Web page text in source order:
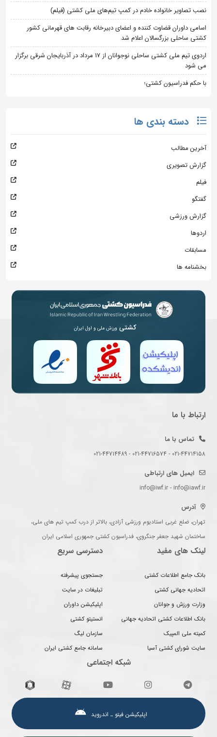
نصب تصاویر خانواده خادم در کمپ تیم‌های ملی کشتی (فیلم)
اسامی داوران قضاوت کننده و اعضای دبیرخانه رقابت های قهرمانی کشور
کشتی ساحلی بزرگسالان اعلام شد
اردوی تیم ملی کشتی ساحلی نوجوانان از 17 مرداد در آذربایجان شرقی برگزار
می شود
با حکم فدراسیون کشتی؛
دسته بندی ها
آخرین مطالب
گزارش تصویری
فیلم
گفتگو
گزارش ورزشی
اردوها
مسابقات
بخشنامه ها
کشتی ورزش ملی و اول ایران
ارتباط با ما
تماس با ما
021-44714158 - 021-44716574 - 021-44714489
ایمیل های ارتباطی
info@iwf.ir - info@iawf.ir
آدرس
تهران، ضلع غربی استادیوم ورزشی آزادی، بالاتر از درب کمپ تیم های ملی،
ساختمان شهید جعفر جنگروی، فدراسیون کشتی جمهوری اسلامی ایران
لینک های مفید
بانک جامع اطلاعات کشتی
اتحادیه جهانی کشتی
وزارت ورزش و جوانان
بانک اطلاعات کشتی اتحادیه جهانی
کمیته ملی المپیک
سایت شورای کشتی آسیا
دسترسی سریع
جستجوی پیشرفته
تبلیغات در سایت
اپلیکیشن داوران
انستیتو کشتی
سازمان لیگ
سامانه جامع کشتی ایران
شبکه اجتماعی
اپلیکیشن فیتو ـ اندروید